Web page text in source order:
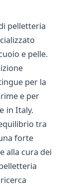
pelletteria
e pelle.
per la
e per
in Italy.
tra
forte
alla cura dei